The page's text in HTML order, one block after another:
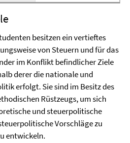
besitzen ein vertieftes
von Steuern und für das
im Konflikt befindlicher Ziele
derer die nationale und
erfolgt. Sie sind im Besitz des
Rüstzeugs, um sich
und steuerpolitische
Vorschläge zu
entwickeln.